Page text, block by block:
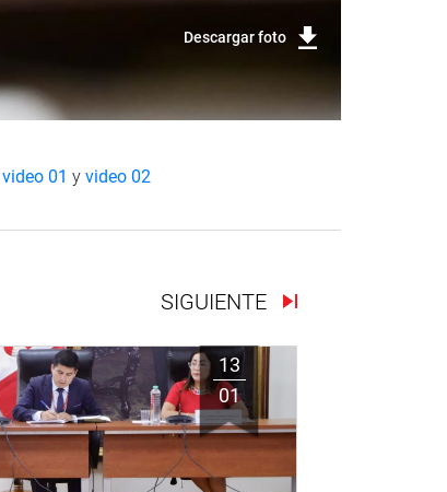
Descargar foto
video 01 y video 02
SIGUIENTE
13
01